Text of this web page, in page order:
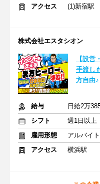
アクセス
株式会社エスタシオン
【設
手渡し
方自由♪
給与
日給2万
シフト
週1日以上
雇用形態
アルバイ
アクセス
横浜駅